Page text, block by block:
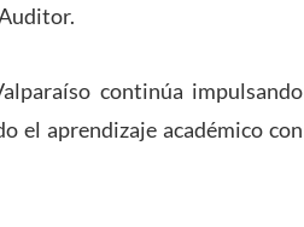
continúa impulsando
el aprendizaje académico con